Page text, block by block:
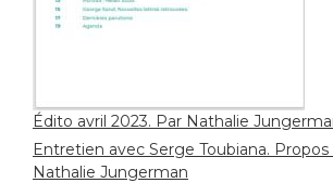
Édito avril 2023. Par Nathalie
Entretien avec Serge Toubiana. Propos
Nathalie Jungerman